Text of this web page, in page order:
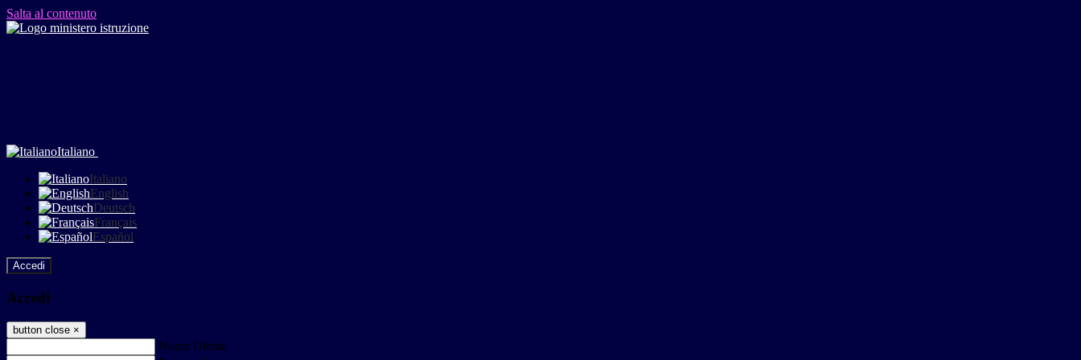
Salta al contenuto
Italiano
Italiano
English
Deutsch
Français
Español
Accedi
Accedi
button close ×
Nome Utente